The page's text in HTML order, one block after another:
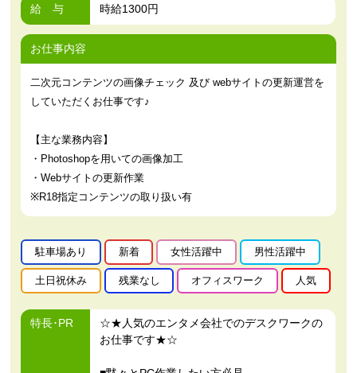
給 与 時給1300円
お仕事内容
二次元コンテンツの画像チェック 及び webサイトの更新運営を
していただくお仕事です♪
【主な業務内容】
・Photoshopを用いての画像加工
・Webサイトの更新作業
※R18指定コンテンツの取り扱い有
駐車場あり 新着 女性活躍中 男性活躍中
土日祝休み 残業なし オフィスワーク 人気
特長･PR
☆★人気のエンタメ会社でのデスクワークの
お仕事です★☆